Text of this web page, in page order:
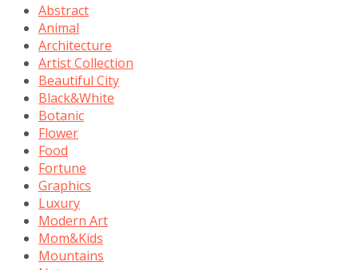
Abstract
Animal
Architecture
Artist Collection
Beautiful City
Black&White
Botanic
Flower
Food
Fortune
Graphics
Luxury
Modern Art
Mom&Kids
Mountains